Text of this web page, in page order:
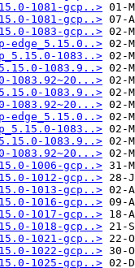
1081-gcp..>
1081-gcp..>
1083-gcp..>
edge_5.15.0..>
1083..>
1083.9..>
1083.92~20...>
1083.9..>
1083.92~20...>
edge_5.15.0..>
1083..>
1083.9..>
1083.92~20...>
1006-gcp..>
1012-gcp..>
1013-gcp..>
1016-gcp..>
1017-gcp..>
1018-gcp..>
1021-gcp..>
1022-gcp..>
1025-gcp..>